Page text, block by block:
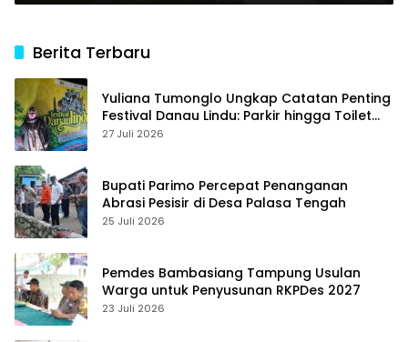
Parigi
Berita Terbaru
Yuliana Tumonglo Ungkap Catatan Penting
Festival Danau Lindu: Parkir hingga Toilet
Harus Jadi Prioritas
27 Juli 2026
Bupati Parimo Percepat Penanganan
Abrasi Pesisir di Desa Palasa Tengah
25 Juli 2026
Pemdes Bambasiang Tampung Usulan
Warga untuk Penyusunan RKPDes 2027
23 Juli 2026